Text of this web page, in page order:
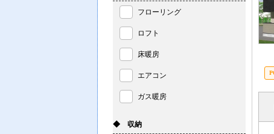
フローリング
ロフト
床暖房
エアコン
ガス暖房
◆ 収納